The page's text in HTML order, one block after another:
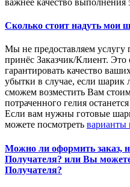
Сколько стоит надуть мои
Мы не предоставляем
принёс Заказчик/Клиент.
гарантировать качество
убытки в случае, если
сможем возместить Вам
потраченного гелия
Если вам нужны готовые
можете посмотреть варианты
Можно ли оформить заказ,
Получателя? или Вы можете
Получателя?